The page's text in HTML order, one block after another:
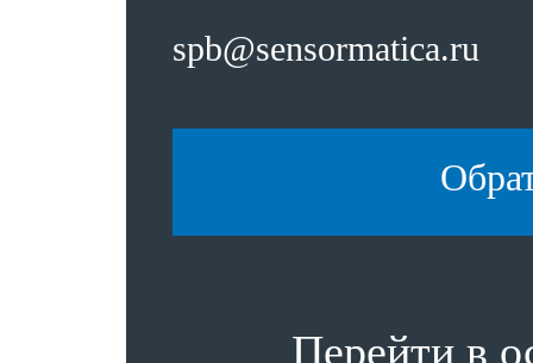
spb@sensormatica.ru
Перейти в